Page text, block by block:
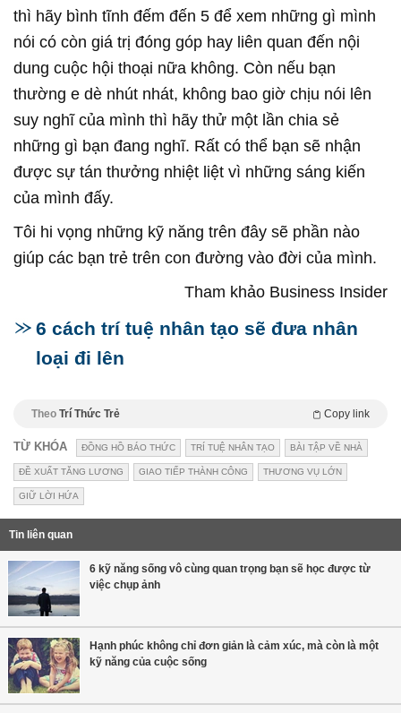
thì hãy bình tĩnh đếm đến 5 để xem những gì mình
nói có còn giá trị đóng góp hay liên quan đến nội
dung cuộc hội thoại nữa không. Còn nếu bạn
thường e dè nhút nhát, không bao giờ chịu nói lên
suy nghĩ của mình thì hãy thử một lần chia sẻ
những gì bạn đang nghĩ. Rất có thể bạn sẽ nhận
được sự tán thưởng nhiệt liệt vì những sáng kiến
của mình đấy.
Tôi hi vọng những kỹ năng trên đây sẽ phần nào
giúp các bạn trẻ trên con đường vào đời của mình.
Tham khảo Business Insider
6 cách trí tuệ nhân tạo sẽ đưa nhân
loại đi lên
Theo Trí Thức Trẻ Copy link
TỪ KHÓA ĐỒNG HỒ BÁO THỨC TRÍ TUỆ NHÂN TẠO BÀI TẬP VỀ NHÀ
ĐỀ XUẤT TĂNG LƯƠNG GIAO TIẾP THÀNH CÔNG THƯƠNG VỤ LỚN
GIỮ LỜI HỨA
Tin liên quan
6 kỹ năng sống vô cùng quan trọng bạn sẽ học được từ
việc chụp ảnh
Hạnh phúc không chỉ đơn giản là cảm xúc, mà còn là một
kỹ năng của cuộc sống